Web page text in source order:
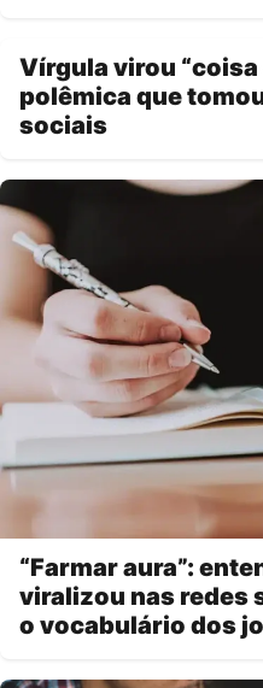
Vírgula virou “coisa
polêmica que
sociais
“Farmar aura”:
viralizou nas redes
o vocabulário dos